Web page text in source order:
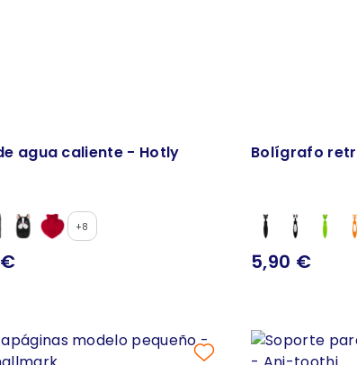
agua caliente - Hotly
+8
Bolígrafo
5,90 €